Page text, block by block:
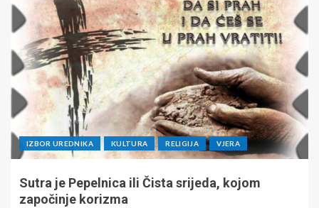
IZBOR UREDNIKA KULTURA RELIGIJA VJERA
Sutra je Pepelnica ili Čista srijeda, kojom
započinje korizma